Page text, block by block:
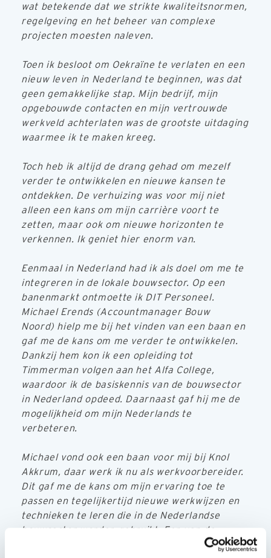
wat betekende dat we strikte kwaliteitsnormen,
regelgeving en het beheer van complexe
projecten moesten naleven.
Toen ik besloot om Oekraïne te verlaten en een
nieuw leven in Nederland te beginnen, was dat
geen gemakkelijke stap. Mijn bedrijf, mijn
opgebouwde contacten en mijn vertrouwde
werkveld achterlaten was de grootste uitdaging
waarmee ik te maken kreeg.
Toch heb ik altijd de drang gehad om mezelf
verder te ontwikkelen en nieuwe kansen te
ontdekken. De verhuizing was voor mij niet
alleen een kans om mijn carrière voort te
zetten, maar ook om nieuwe horizonten te
verkennen. Ik geniet hier enorm van.
Eenmaal in Nederland had ik als doel om me te
integreren in de lokale bouwsector. Op een
banenmarkt ontmoette ik DIT Personeel.
Michael Erends (Accountmanager Bouw
Noord) hielp me bij het vinden van een baan en
gaf me de kans om me verder te ontwikkelen.
Dankzij hem kon ik een opleiding tot
Timmerman volgen aan het Alfa College,
waardoor ik de basiskennis van de bouwsector
in Nederland opdeed. Daarnaast gaf hij me de
mogelijkheid om mijn Nederlands te
verbeteren.
Michael vond ook een baan voor mij bij Knol
Akkrum, daar werk ik nu als werkvoorbereider.
Dit gaf me de kans om mijn ervaring toe te
passen en tegelijkertijd nieuwe werkwijzen en
technieken te leren die in de Nederlandse
bouwsector worden gebruikt. Een van de
grootste uitdagingen was het leren van de